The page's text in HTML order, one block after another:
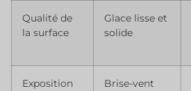
Qualité de
la surface
Glace lisse et
solide
Exposition
Brise-vent